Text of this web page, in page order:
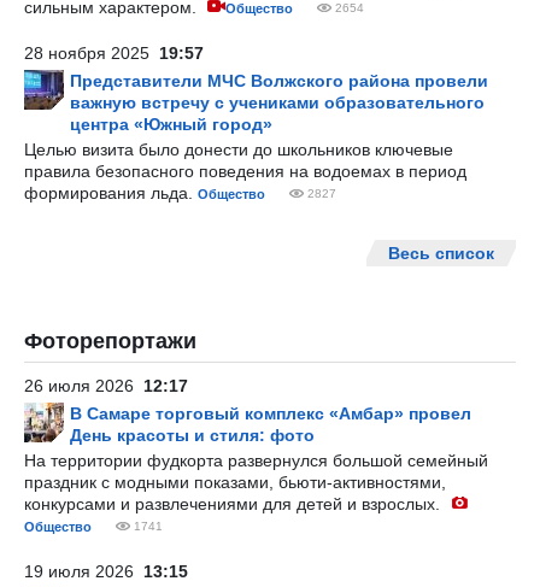
сильным характером.
Общество 2654
28 ноября 2025 19:57
Представители МЧС Волжского района провели
важную встречу с учениками образовательного
центра «Южный город»
Целью визита было донести до школьников ключевые
правила безопасного поведения на водоемах в период
формирования льда.
Общество 2827
Весь список
Фоторепортажи
26 июля 2026 12:17
В Самаре торговый комплекс «Амбар» провел
День красоты и стиля: фото
На территории фудкорта развернулся большой семейный
праздник с модными показами, бьюти-активностями,
конкурсами и развлечениями для детей и взрослых.
Общество 1741
19 июля 2026 13:15